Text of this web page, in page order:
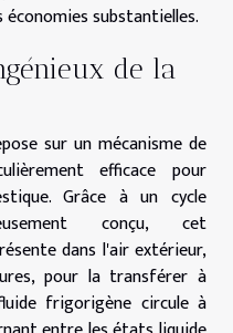
substantielles.
de la
sur un mécanisme de
efficace pour
Grâce à un cycle
conçu, cet
dans l'air extérieur,
pour la transférer à
frigorigène circule à